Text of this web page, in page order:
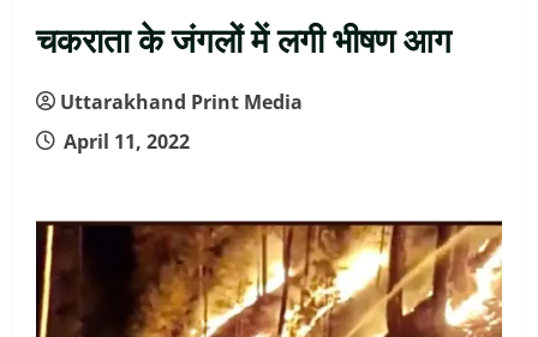
चकराता के जंगलों में लगी भीषण आग
Uttarakhand Print Media
April 11, 2022